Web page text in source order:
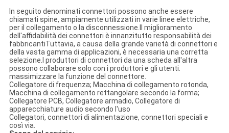
In seguito denominati connettori possono anche essere
chiamati spine, ampiamente utilizzati in varie linee elettriche,
per il collegamento o la disconnessione.Il miglioramento
dell'affidabilità dei connettori è innanzitutto responsabilità dei
fabbricantiTuttavia, a causa della grande varietà di connettori e
della vasta gamma di applicazioni, è necessaria una corretta
selezione.I produttori di connettori da una scheda all'altra
possono collaborare solo con i produttori e gli utenti.
massimizzare la funzione del connettore.
Collegatore di frequenza; Macchina di collegamento rotonda,
Macchina di collegamento rettangolare secondo la forma;
Collegatore PCB, Collegatore armadio, Collegatore di
apparecchiature audio secondo l'uso
Collegatori, connettori di alimentazione, connettori speciali e
così via.